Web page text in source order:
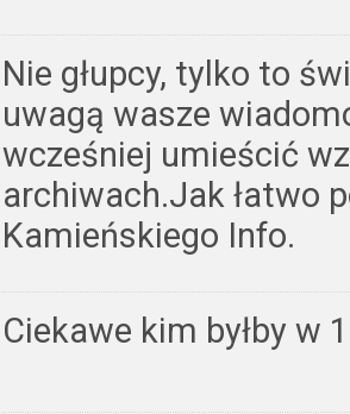
Nie głupcy, tylko to
uwagą wasze
wcześniej umieścić
archiwach.Jak łatwo
Kamieńskiego Info.
Ciekawe kim byłby w